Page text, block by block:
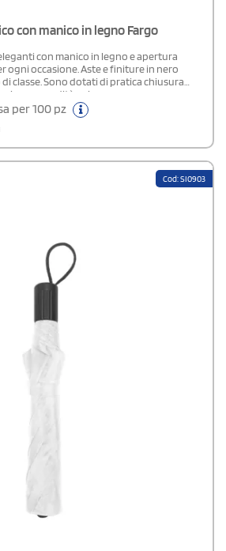
con manico in legno Fargo
con manico in legno e apertura
ogni occasione. Aste e finiture in nero
classe. Sono dotati di pratica chiusura
comodità e sicurezza.
per 100 pz
Cod: SI0903